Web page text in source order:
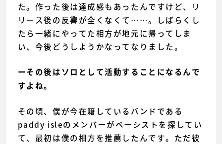
た。作った後は達成感もあったんですけど、リ
リース後の反響が全くなくて……。しばらくし
たら一緒にやってた相方が地元に帰ってしま
い、今後どうしようかなってなりました。
ーその後はソロとして活動することになるんで
すよね。
その頃、僕が今在籍しているバンドである
paddy isleのメンバーがベーシストを探してい
て、最初は僕の相方を推薦したんです。ただ彼